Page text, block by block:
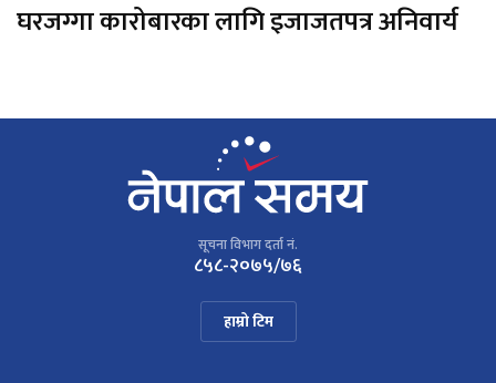
घरजग्गा कारोबारका लागि इजाजतपत्र अनिवार्य
सूचना विभाग दर्ता नं.
८५८-२०७५/७६
हाम्रो टिम